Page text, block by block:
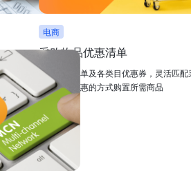
供应商遴选等，信
耗
电商
采购物品优惠清单
管理购买清单及各类目优惠券，灵活匹配
求，以最优惠的方式购置所需商品